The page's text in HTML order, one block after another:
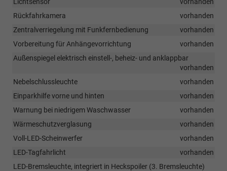
Rückfahrkamera
vorhanden
Zentralverriegelung mit Funkfernbedienung
vorhanden
Vorbereitung für Anhängevorrichtung
vorhanden
Außenspiegel elektrisch einstell-, beheiz- und anklappbar
vorhanden
Nebelschlussleuchte
vorhanden
Einparkhilfe vorne und hinten
vorhanden
Warnung bei niedrigem Waschwasser
vorhanden
Wärmeschutzverglasung
vorhanden
Voll-LED-Scheinwerfer
vorhanden
LED-Tagfahrlicht
vorhanden
LED-Bremsleuchte, integriert in Heckspoiler (3. Bremsleuchte)